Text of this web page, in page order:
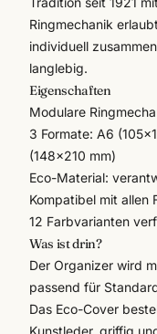
Ringmechanik
individuell
langlebig.
Eigenschaften
Modulare
3 Formate: A6
(148×210 mm)
Eco-Material:
Kompatibel mit allen
12 Farbvarianten
Was ist drin?
Der Organizer wird
passend für
Das Eco-Cover
Kunstleder, griffig